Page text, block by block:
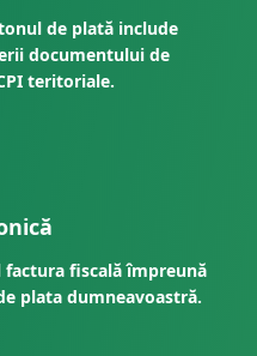
de plată include
documentului de
teritoriale.
fiscală împreună
plata dumneavoastră.